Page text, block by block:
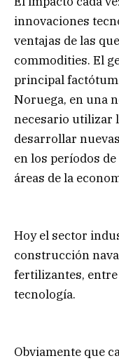
innovaciones
ventajas de las
commodities. El
principal
Noruega, en una
necesario utilizar
desarrollar
en los períodos
áreas de la
Hoy el sector
construcción
fertilizantes,
tecnología.
Obviamente que